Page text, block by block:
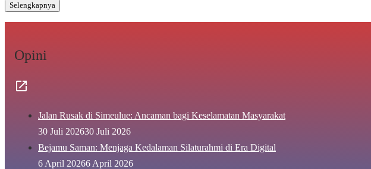
Selengkapnya
Opini
Jalan Rusak di Simeulue: Ancaman bagi Keselamatan Masyarakat
30 Juli 202630 Juli 2026
Bejamu Saman: Menjaga Kedalaman Silaturahmi di Era Digital
6 April 20266 April 2026